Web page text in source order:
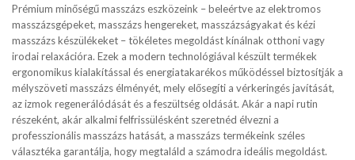
Prémium minőségű masszázs eszközeink – beleértve az elektromos
masszázsgépeket, masszázs hengereket, masszázságyakat és kézi
masszázs készülékeket – tökéletes megoldást kínálnak otthoni vagy
irodai relaxációra. Ezek a modern technológiával készült termékek
ergonomikus kialakítással és energiatakarékos működéssel biztosítják a
mélyszöveti masszázs élményét, mely elősegíti a vérkeringés javítását,
az izmok regenerálódását és a feszültség oldását. Akár a napi rutin
részeként, akár alkalmi felfrissülésként szeretnéd élvezni a
professzionális masszázs hatását, a masszázs termékeink széles
választéka garantálja, hogy megtaláld a számodra ideális megoldást.